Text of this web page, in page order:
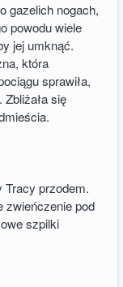
gazelich nogach,
powodu wiele
jej umknąć.
która
sprawiła,
się
Tracy przodem.
zwieńczenie pod
szpilki